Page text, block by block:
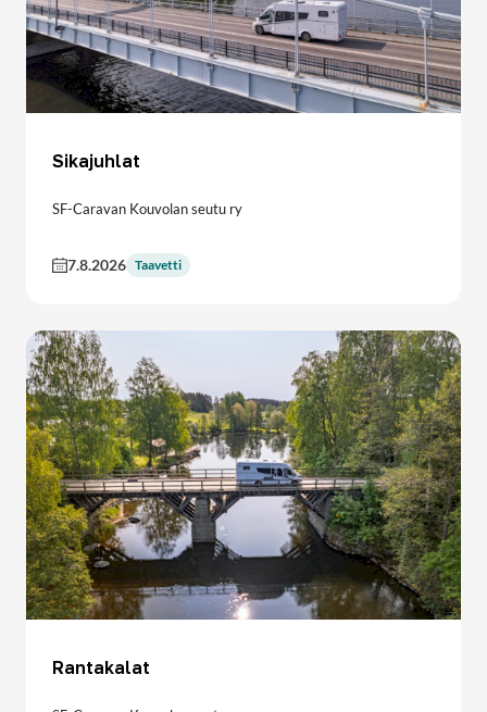
Sikajuhlat
SF-Caravan Kouvolan seutu ry
7.8.2026 Taavetti
Rantakalat